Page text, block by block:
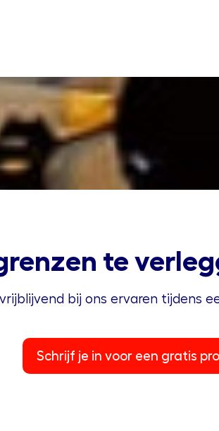
te
bij ons ervaren tijdens
Schrijf je in voor een gratis